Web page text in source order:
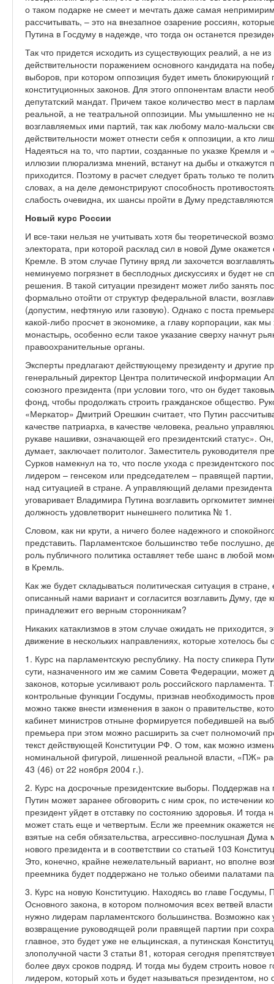
о таком подарке не смеет и мечтать даже самая
рассчитывать, – это на внезапное озарение россиян,
Путина в Госдуму в надежде, что тогда он останется
Так что придется исходить из существующих реалий, а не
действительности поражением основного кандидата на
выборов, при котором оппозиция будет иметь блокирующий
конституционных законов. Для этого оппонентам власти
депутатский мандат. Причем такое количество мест в
реальной, а не театральной оппозиции. Мы умышленно не
возглавляемых ими партий, так как любому мало-мальски
действительности может отнести себя к оппозиции, а кто
Надеяться на то, что партии, созданные по указке Кремля
иллюзии плюрализма мнений, встанут на дыбы и откажутся
приходится. Поэтому в расчет следует брать только те
словах, а на деле демонстрируют способность
слабость очевидна, их шансы пройти в Думу
Новый курс России
И все-таки нельзя не учитывать хотя бы теоретической
электората, при которой расклад сил в новой Думе
Кремле. В этом случае Путину вряд ли захочется
неминуемо погрязнет в бесплодных дискуссиях и будет не
решения. В такой ситуации президент может либо занять
формально отойти от структур федеральной власти,
(допустим, нефтяную или газовую). Однако с поста
какой-либо просчет в экономике, а главу корпорации, как
монастырь, особенно если такое указание сверху начнут
правоохранительные органы.
Эксперты предлагают действующему президенту и другие
генеральный директор Центра политической информации
союзного президента (при условии того, что он будет
фонд, чтобы продолжать строить гражданское общество.
«Меркатор» Дмитрий Орешкин считает, что Путин
качестве патриарха, в качестве человека, реально
рукаве нашивки, означающей его президентский статус».
думает, заключает политолог. Заместитель руководителя
Сурков намекнул на то, что после ухода с президентского
лидером – генсеком или председателем – правящей
над ситуацией в стране. А управляющий делами
уговаривает Владимира Путина возглавить оргкомитет
должность удовлетворит нынешнего политика № 1.
Словом, как ни крути, а ничего более надежного и
представить. Парламентское большинство тебе послушно,
роль публичного политика оставляет тебе шанс в любой
в Кремль.
Как же будет складываться политическая ситуация в
описанный нами вариант и согласится возглавить Думу,
принадлежит его верным сторонникам?
Никаких катаклизмов в этом случае ожидать не
движение в нескольких направлениях, которые хотелось бы
1. Курс на парламентскую республику. На посту спикера
сути, назначенного им же самим Совета Федерации, может
законов, которые усиливают роль российского парламента.
контрольные функции Госдумы, признав необходимость
можно также внести изменения в закон о правительстве,
кабинет министров отныне формируется победившей на
премьера при этом можно расширить за счет полномочий
текст действующей Конституции РФ. О том, как можно
номинальной фигурой, лишенной реальной власти, «ПЖ»
43 (46) от 22 ноября 2004 г.).
2. Курс на досрочные президентские выборы. Поддержав на
Путин может заранее обговорить с ним срок, по истечении
президент уйдет в отставку по состоянию здоровья. И
может стать еще и четвертым. Если же преемник окажется
взятые на себя обязательства, агрессивно-послушная Дума
нового президента и в соответствии со статьей 103
Это, конечно, крайне нежелательный вариант, но вполне
преемника будет поддержано не только обеими палатами
3. Курс на новую Конституцию. Находясь во главе Госдумы,
Основного закона, в котором полномочия всех ветвей
нужно лидерам парламентского большинства. Возможно как
возвращение руководящей роли правящей партии при
главное, это будет уже не ельцинская, а путинская
злополучной части 3 статьи 81, которая сегодня
более двух сроков подряд. И тогда мы будем строить новое
лидером, который хоть и будет называться президентом,